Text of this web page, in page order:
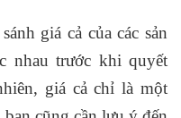
giá cả của các sản
nhau trước khi quyết
giá cả chỉ là một